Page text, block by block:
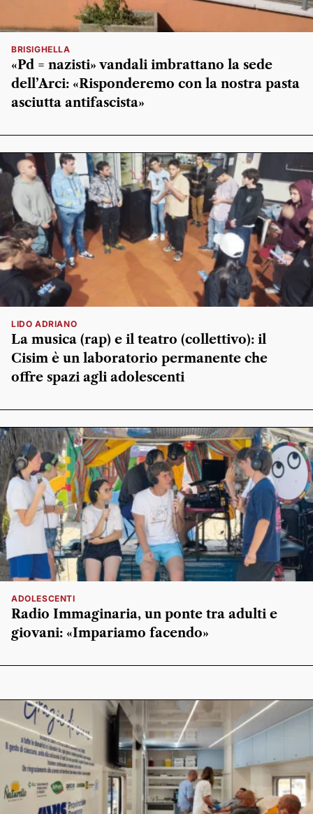
BRISIGHELLA
«Pd = nazisti» vandali imbrattano la sede
dell’Arci: «Risponderemo con la nostra pasta
asciutta antifascista»
LIDO ADRIANO
La musica (rap) e il teatro (collettivo): il
Cisim è un laboratorio permanente che
offre spazi agli adolescenti
ADOLESCENTI
Radio Immaginaria, un ponte tra adulti e
giovani: «Impariamo facendo»